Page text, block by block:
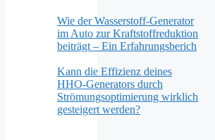
Wie der Wasserstoff-Generator
im Auto zur Kraftstoffreduktion
beiträgt – Ein Erfahrungsberich
Kann die Effizienz deines
HHO-Generators durch
Strömungsoptimierung wirklich
gesteigert werden?